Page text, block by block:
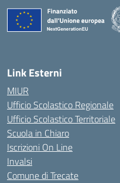
Link Esterni
MIUR
Ufficio Scolastico Regionale
Ufficio Scolastico Territoriale
Scuola in Chiaro
Iscrizioni On Line
Invalsi
Comune di Trecate